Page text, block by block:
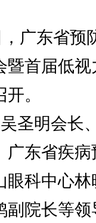
广东省预
首届低
。
圣明会长
东省疾
科中心
院长等